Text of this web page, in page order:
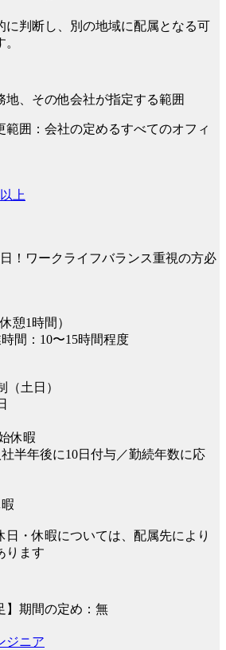
に判断し、別の地域に配属となる可
地、その他会社が指定する範囲
範囲：会社の定めるすべてのオフィ
上
！ワークライフバランス重視の方必
憩1時間）
間：10〜15時間程度
（土日）
休暇
半年後に10日付与／勤続年数に応
・休暇については、配属先により
ります
】期間の定め：無
ジニア